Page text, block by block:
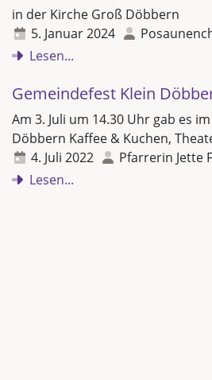
in der Kirche Groß Döbbern
5. Januar 2024
Lesen...
Gemeindefest Klein
Am 3. Juli um 14.30 Uhr gab es
Döbbern Kaffee & Kuchen,
4. Juli 2022
Pfarrerin Jette
Lesen...